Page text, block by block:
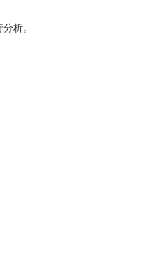
析。